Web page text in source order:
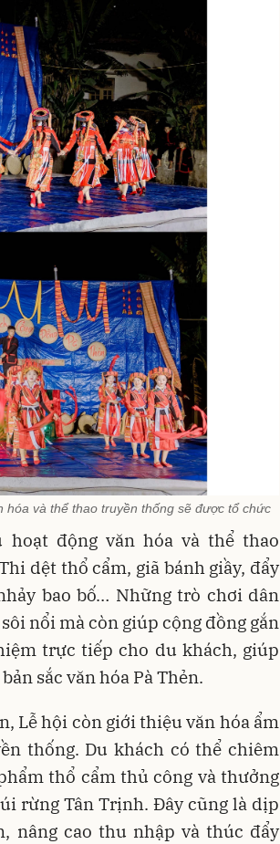
hóa và thể thao truyền thống sẽ được tổ chức
động văn hóa và thể thao
dệt thổ cẩm, giã bánh giầy, đẩy
bao bố… Những trò chơi dân
nổi mà còn giúp cộng đồng gắn
trực tiếp cho du khách, giúp
sắc văn hóa Pà Thẻn.
Lễ hội còn giới thiệu văn hóa ẩm
thống. Du khách có thể chiêm
thổ cẩm thủ công và thưởng
rừng Tân Trịnh. Đây cũng là dịp
nâng cao thu nhập và thúc đẩy